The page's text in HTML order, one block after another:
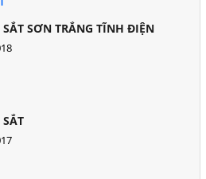
SƠN TRẮNG TĨNH ĐIỆN